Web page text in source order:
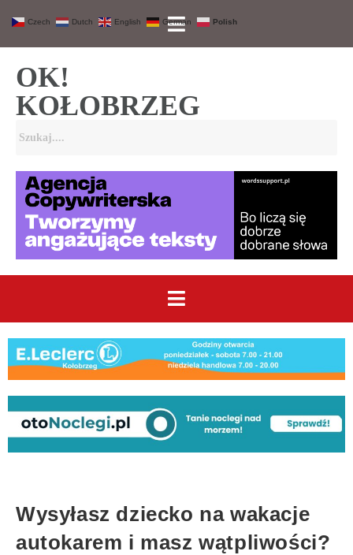
OK!
KOŁOBRZEG
Wysyłasz dziecko na wakacje
autokarem i masz wątpliwości?
Czech Dutch English German Polish